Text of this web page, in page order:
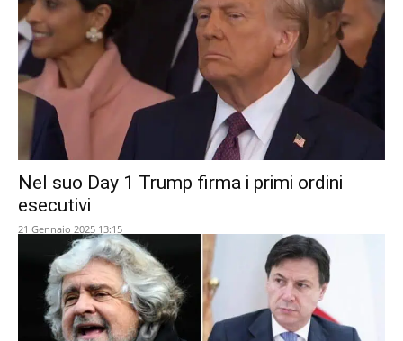
Nel suo Day 1 Trump firma i primi ordini
esecutivi
21 Gennaio 2025 13:15